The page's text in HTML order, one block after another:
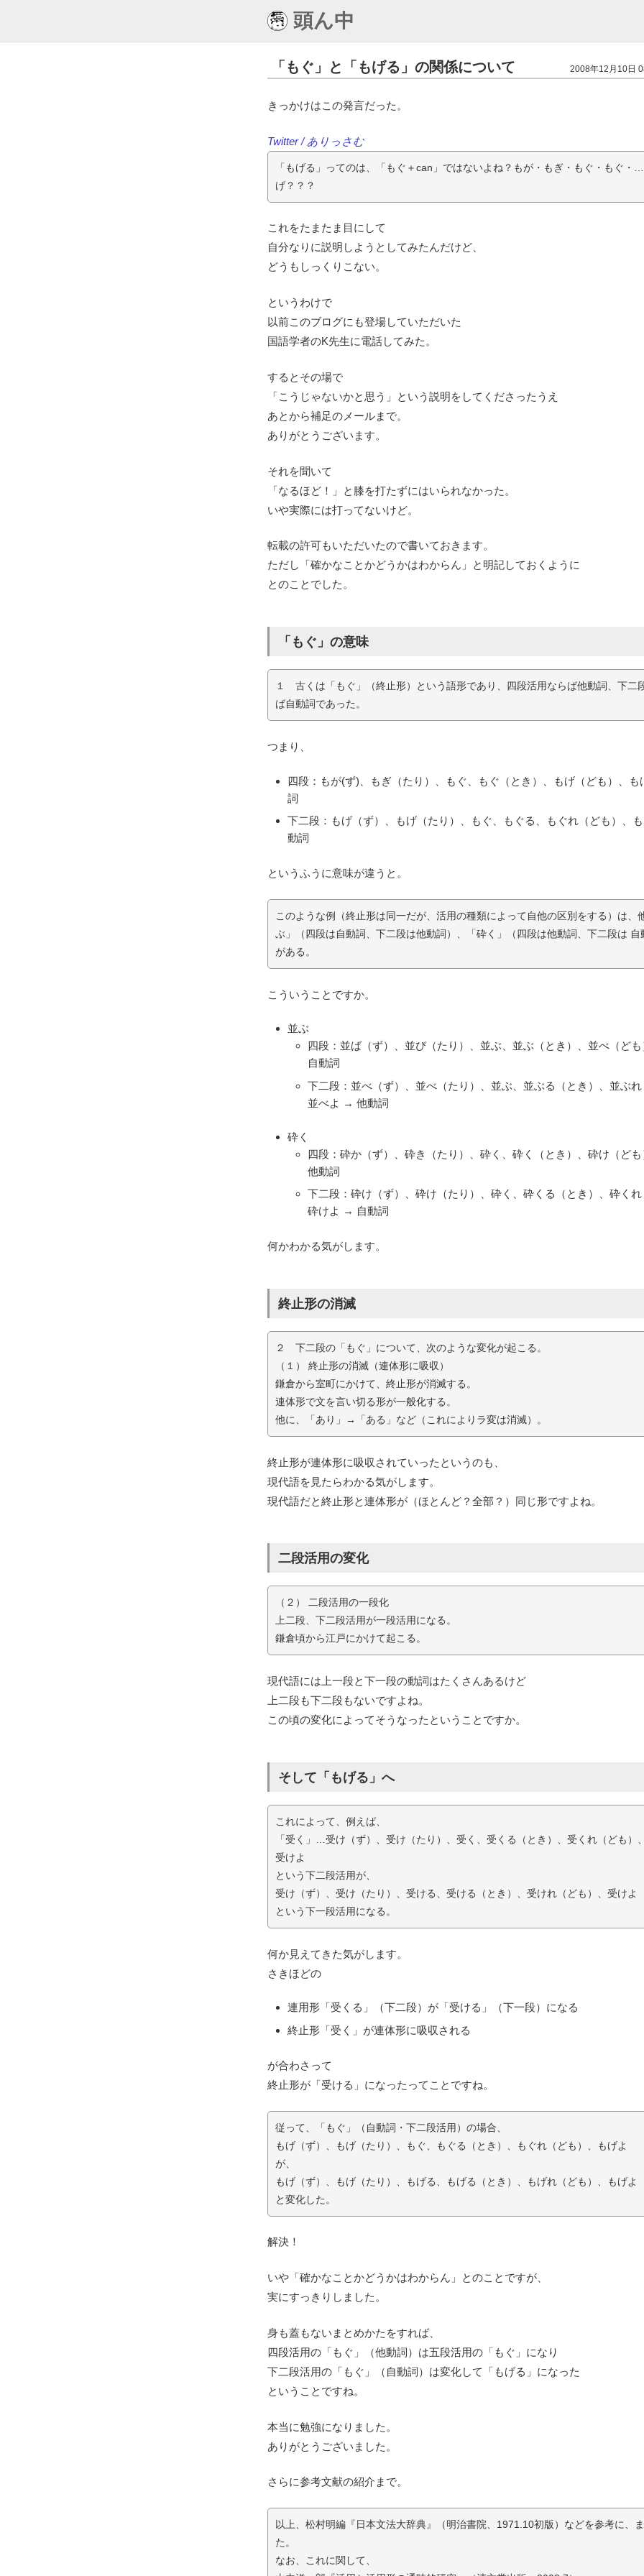
頭ん中
「もぐ」と「もげる」の関係について 2008年12月10日
きっかけはこの発言だった。
Twitter / ありっさむ
「もげる」ってのは、「もぐ＋can」ではないよね？もが・もぎ・もぐ・もぐ・
げ？？？
これをたまたま目にして
自分なりに説明しようとしてみたんだけど、
どうもしっくりこない。
というわけで
以前このブログにも登場していただいた
国語学者のK先生に電話してみた。
するとその場で
「こうじゃないかと思う」という説明をしてくださったうえ
あとから補足のメールまで。
ありがとうございます。
それを聞いて
「なるほど！」と膝を打たずにはいられなかった。
いや実際には打ってないけど。
転載の許可もいただいたので書いておきます。
ただし「確かなことかどうかはわからん」と明記しておくように
とのことでした。
「もぐ」の意味
１ 古くは「もぐ」（終止形）という語形であり、四段活用ならば他動詞、下二
ば自動詞であった。
つまり、
四段：もが(ず)、もぎ（たり）、もぐ、もぐ（とき）、もげ（ども）、
詞
下二段：もげ（ず）、もげ（たり）、もぐ、もぐる、もぐれ（ども）、
動詞
というふうに意味が違うと。
このような例（終止形は同一だが、活用の種類によって自他の区別をする）は、
ぶ」（四段は自動詞、下二段は他動詞）、「砕く」（四段は他動詞、下二段は 自
がある。
こういうことですか。
並ぶ
四段：並ば（ず）、並び（たり）、並ぶ、並ぶ（とき）、並べ（ど
自動詞
下二段：並べ（ず）、並べ（たり）、並ぶ、並ぶる（とき）、並ぶ
並べよ → 他動詞
砕く
四段：砕か（ず）、砕き（たり）、砕く、砕く（とき）、砕け（ど
他動詞
下二段：砕け（ず）、砕け（たり）、砕く、砕くる（とき）、砕く
砕けよ → 自動詞
何かわかる気がします。
終止形の消滅
２ 下二段の「もぐ」について、次のような変化が起こる。
（１） 終止形の消滅（連体形に吸収）
鎌倉から室町にかけて、終止形が消滅する。
連体形で文を言い切る形が一般化する。
他に、「あり」→「ある」など（これによりラ変は消滅）。
終止形が連体形に吸収されていったというのも、
現代語を見たらわかる気がします。
現代語だと終止形と連体形が（ほとんど？全部？）同じ形ですよね。
二段活用の変化
（２） 二段活用の一段化
上二段、下二段活用が一段活用になる。
鎌倉頃から江戸にかけて起こる。
現代語には上一段と下一段の動詞はたくさんあるけど
上二段も下二段もないですよね。
この頃の変化によってそうなったということですか。
そして「もげる」へ
これによって、例えば、
「受く」…受け（ず）、受け（たり）、受く、受くる（とき）、受くれ（ども）
受けよ
という下二段活用が、
受け（ず）、受け（たり）、受ける、受ける（とき）、受けれ（ども）、受けよ
という下一段活用になる。
何か見えてきた気がします。
さきほどの
連用形「受くる」（下二段）が「受ける」（下一段）になる
終止形「受く」が連体形に吸収される
が合わさって
終止形が「受ける」になったってことですね。
従って、「もぐ」（自動詞・下二段活用）の場合、
もげ（ず）、もげ（たり）、もぐ、もぐる（とき）、もぐれ（ども）、もげよ
が、
もげ（ず）、もげ（たり）、もげる、もげる（とき）、もげれ（ども）、もげよ
と変化した。
解決！
いや「確かなことかどうかはわからん」とのことですが、
実にすっきりしました。
身も蓋もないまとめかたをすれば、
四段活用の「もぐ」（他動詞）は五段活用の「もぐ」になり
下二段活用の「もぐ」（自動詞）は変化して「もげる」になった
ということですね。
本当に勉強になりました。
ありがとうございました。
さらに参考文献の紹介まで。
以上、松村明編『日本文法大辞典』（明治書院、1971.10初版）などを参考に、
た。
なお、これに関して、